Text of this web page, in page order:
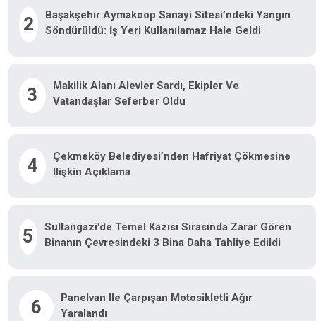
2
Başakşehir Aymakoop Sanayi Sitesi’ndeki Yangın
Söndürüldü: İş Yeri Kullanılamaz Hale Geldi
3
Makilik Alanı Alevler Sardı, Ekipler Ve
Vatandaşlar Seferber Oldu
4
Çekmeköy Belediyesi’nden Hafriyat Çökmesine
Ilişkin Açıklama
5
Sultangazi’de Temel Kazısı Sırasında Zarar Gören
Binanın Çevresindeki 3 Bina Daha Tahliye Edildi
6
Panelvan Ile Çarpışan Motosikletli Ağır
Yaralandı